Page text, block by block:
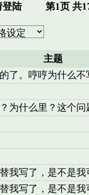
登陆 第1页 共
主题
了。哼哼为什么不
为什么里？这个
我写了，是不是我
我写了，是不是我